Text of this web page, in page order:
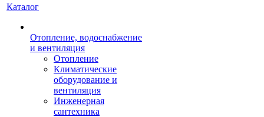
Каталог
Отопление, водоснабжение
и вентиляция
Отопление
Климатические
оборудование и
вентиляция
Инженерная
сантехника